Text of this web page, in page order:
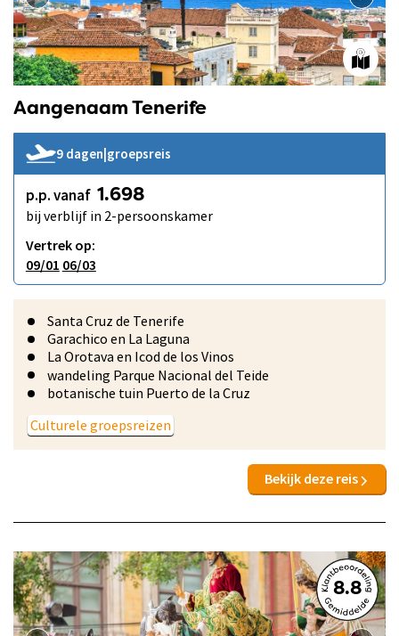
Aangenaam Tenerife
9 dagen|groepsreis
p.p. vanaf 1.698
bij verblijf in 2-persoonskamer
Vertrek op:
09/01 06/03
Santa Cruz de Tenerife
Garachico en La Laguna
La Orotava en Icod de los Vinos
wandeling Parque Nacional del Teide
botanische tuin Puerto de la Cruz
Culturele groepsreizen
Bekijk deze reis
8.8